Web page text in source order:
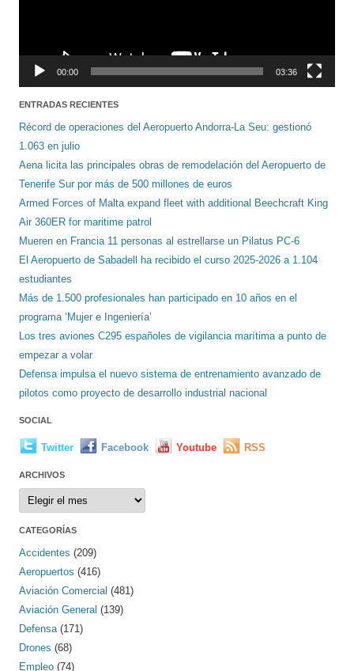
00:00 03:36
ENTRADAS RECIENTES
Récord de operaciones del Aeropuerto Andorra-La Seu: gestionó
1.063 en julio
Aena licita las principales obras de remodelación del Aeropuerto de
Tenerife Sur por más de 500 millones de euros
Armed Forces of Malta expand fleet with additional Beechcraft King
Air 360ER for maritime patrol
Mueren en Francia 11 personas al estrellarse un Pilatus PC-6
El Aeropuerto de Sabadell ha recibido el curso 2025-2026 a 1.104
estudiantes
Más de 1.500 profesionales han participado en 10 años en el
programa ‘Mujer e Ingeniería’
Los tres aviones C295 españoles de vigilancia marítima a punto de
empezar a volar
Defensa impulsa el nuevo sistema de entrenamiento avanzado de
pilotos como proyecto de desarrollo industrial nacional
SOCIAL
Twitter Facebook Youtube RSS
ARCHIVOS
Archivos
CATEGORÍAS
Accidentes (209)
Aeropuertos (416)
Aviación Comercial (481)
Aviación General (139)
Defensa (171)
Drones (68)
Empleo (74)